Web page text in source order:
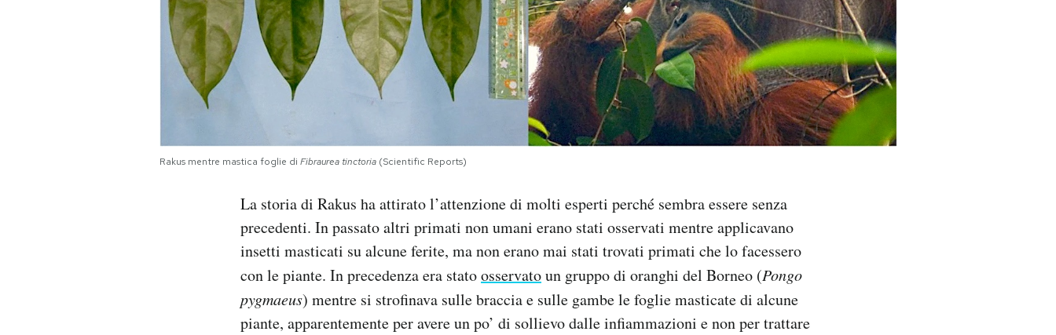
Rakus mentre mastica foglie di Fibraurea tinctoria (Scientific Reports)
La storia di Rakus ha attirato l’attenzione di molti esperti perché sembra essere senza
precedenti. In passato altri primati non umani erano stati osservati mentre applicavano
insetti masticati su alcune ferite, ma non erano mai stati trovati primati che lo facessero
con le piante. In precedenza era statoosservatoun gruppo di oranghi del Borneo (Pongo
pygmaeus) mentre si strofinava sulle braccia e sulle gambe le foglie masticate di alcune
piante, apparentemente per avere un po’ di sollievo dalle infiammazioni e non per trattare